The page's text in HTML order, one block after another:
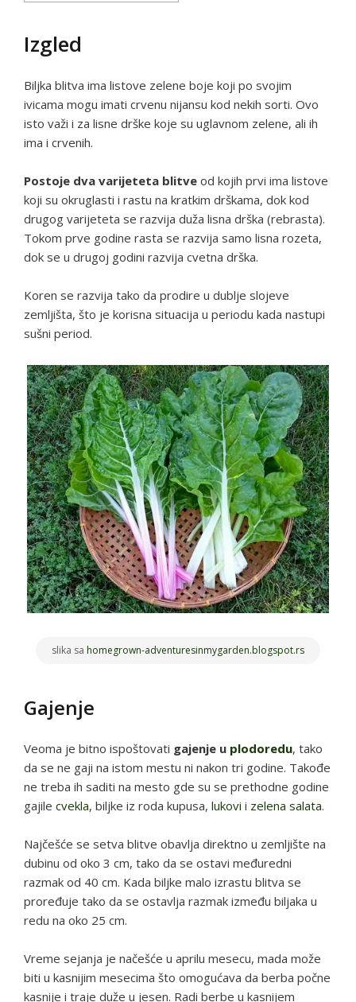
Izgled
Biljka blitva ima listove zelene boje koji po svojim
ivicama mogu imati crvenu nijansu kod nekih sorti. Ovo
isto važi i za lisne drške koje su uglavnom zelene, ali ih
ima i crvenih.
Postoje dva varijeteta blitve od kojih prvi ima listove
koji su okruglasti i rastu na kratkim drškama, dok kod
drugog varijeteta se razvija duža lisna drška (rebrasta).
Tokom prve godine rasta se razvija samo lisna rozeta,
dok se u drugoj godini razvija cvetna drška.
Koren se razvija tako da prodire u dublje slojeve
zemljišta, što je korisna situacija u periodu kada nastupi
sušni period.
slika sa homegrown-adventuresinmygarden.blogspot.rs
Gajenje
Veoma je bitno ispoštovati gajenje u plodoredu, tako
da se ne gaji na istom mestu ni nakon tri godine. Takođe
ne treba ih saditi na mesto gde su se prethodne godine
gajile cvekla, biljke iz roda kupusa, lukovi i zelena salata.
Najčešće se setva blitve obavlja direktno u zemljište na
dubinu od oko 3 cm, tako da se ostavi međuredni
razmak od 40 cm. Kada biljke malo izrastu blitva se
proređuje tako da se ostavlja razmak između biljaka u
redu na oko 25 cm.
Vreme sejanja je načešće u aprilu mesecu, mada može
biti u kasnijim mesecima što omogućava da berba počne
kasnije i traje duže u jesen. Radi berbe u kasnijem